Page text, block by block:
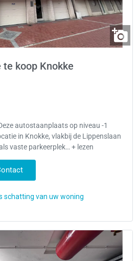
te koop Knokke
autostaanplaats op niveau -1
in Knokke, vlakbij de Lippenslaan
vaste parkeerplek… + lezen